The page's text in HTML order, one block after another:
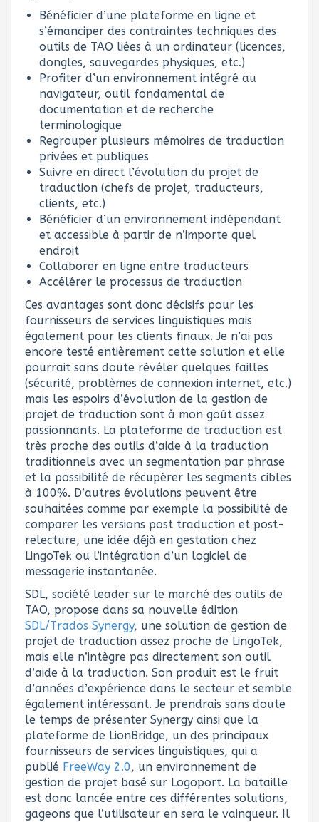
Bénéficier d’une plateforme en ligne et
s’émanciper des contraintes techniques des
outils de TAO liées à un ordinateur (licences,
dongles, sauvegardes physiques, etc.)
Profiter d’un environnement intégré au
navigateur, outil fondamental de
documentation et de recherche
terminologique
Regrouper plusieurs mémoires de traduction
privées et publiques
Suivre en direct l’évolution du projet de
traduction (chefs de projet, traducteurs,
clients, etc.)
Bénéficier d’un environnement indépendant
et accessible à partir de n’importe quel
endroit
Collaborer en ligne entre traducteurs
Accélérer le processus de traduction
Ces avantages sont donc décisifs pour les
fournisseurs de services linguistiques mais
également pour les clients finaux. Je n’ai pas
encore testé entièrement cette solution et elle
pourrait sans doute révéler quelques failles
(sécurité, problèmes de connexion internet, etc.)
mais les espoirs d’évolution de la gestion de
projet de traduction sont à mon goût assez
passionnants. La plateforme de traduction est
très proche des outils d’aide à la traduction
traditionnels avec un segmentation par phrase
et la possibilité de récupérer les segments cibles
à 100%. D’autres évolutions peuvent être
souhaitées comme par exemple la possibilité de
comparer les versions post traduction et post-
relecture, une idée déjà en gestation chez
LingoTek ou l’intégration d’un logiciel de
messagerie instantanée.
SDL, société leader sur le marché des outils de
TAO, propose dans sa nouvelle édition
SDL/Trados Synergy, une solution de gestion de
projet de traduction assez proche de LingoTek,
mais elle n’intègre pas directement son outil
d’aide à la traduction. Son produit est le fruit
d’années d’expérience dans le secteur et semble
également intéressant. Je prendrais sans doute
le temps de présenter Synergy ainsi que la
plateforme de LionBridge, un des principaux
fournisseurs de services linguistiques, qui a
publié FreeWay 2.0, un environnement de
gestion de projet basé sur Logoport. La bataille
est donc lancée entre ces différentes solutions,
gageons que l’utilisateur en sera le vainqueur. Il